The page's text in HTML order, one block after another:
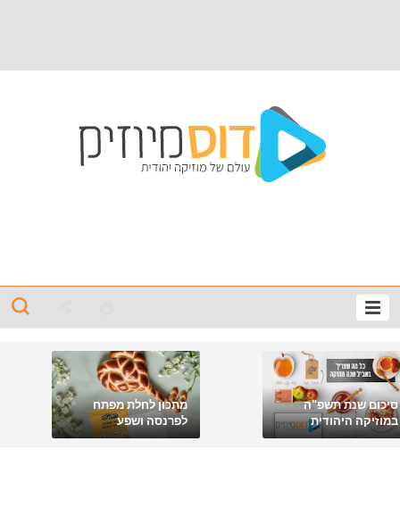
סיכום שנת תשפ"ה
במוזיקה היהודית
מתכון לחלת מפתח
לפרנסה ושפע